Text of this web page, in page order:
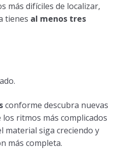
más difíciles de localizar,
tienes al menos tres
conforme descubra nuevas
ritmos más complicados
material siga creciendo y
más completa.